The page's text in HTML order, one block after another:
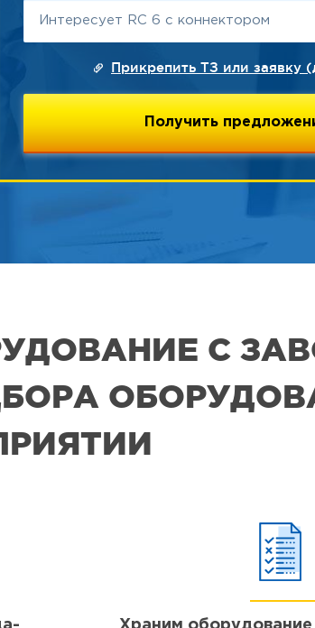
Прикрепить ТЗ или заявку
С
Храним